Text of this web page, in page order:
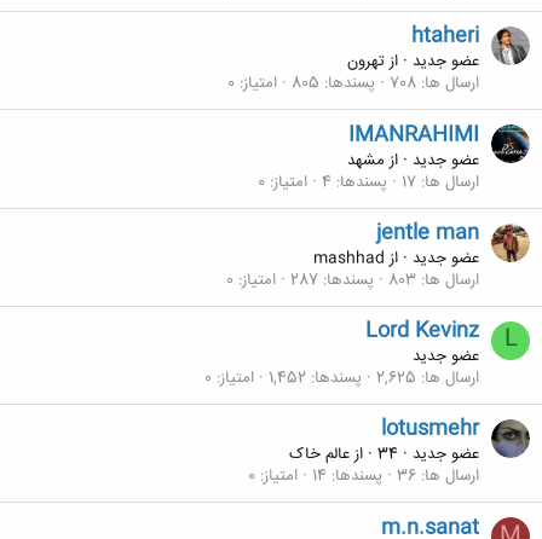
htaheri
عضو جدید · ازتهرون
ارسال ها 708 پسندها 805 امتیاز 0
IMANRAHIMI
عضو جدید · از مشهد
ارسال ها 17 پسندها 4 امتیاز 0
jentle man
عضو جدید · از mashhad
ارسال ها 803 پسندها 287 امتیاز 0
L
Lord Kevinz
عضو جدید
ارسال ها 2,625 پسندها 1,452 امتیاز 0
lotusmehr
عضو جدید ·
· ازعالم خاک
ارسال ها 36 پسندها 14 امتیاز 0
m.n.sanat